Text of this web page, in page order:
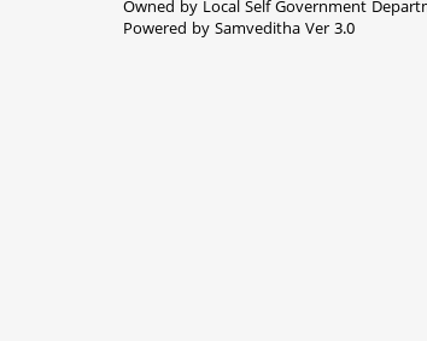
Owned by Local Self Government
Powered by Samveditha Ver 3.0